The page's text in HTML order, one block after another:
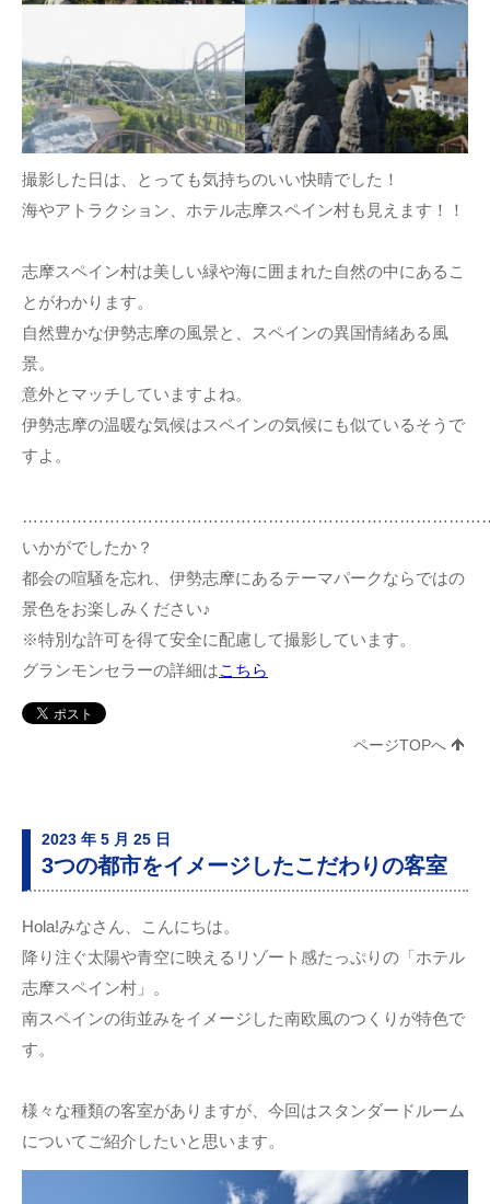
撮影した日は、とっても気持ちのいい快晴でした！
海やアトラクション、ホテル志摩スペイン村も見えます！！
志摩スペイン村は美しい緑や海に囲まれた自然の中にあるこ
とがわかります。
自然豊かな伊勢志摩の風景と、スペインの異国情緒ある風
景。
意外とマッチしていますよね。
伊勢志摩の温暖な気候はスペインの気候にも似ているそうで
すよ。
いかがでしたか？
都会の喧騒を忘れ、伊勢志摩にあるテーマパークならではの
景色をお楽しみください♪
※特別な許可を得て安全に配慮して撮影しています。
グランモンセラーの詳細はこちら
ページTOPへ
2023 年 5 月 25 日
3つの都市をイメージしたこだわりの客室
Hola!みなさん、こんにちは。
降り注ぐ太陽や青空に映えるリゾート感たっぷりの「ホテル
志摩スペイン村」。
南スペインの街並みをイメージした南欧風のつくりが特色で
す。
様々な種類の客室がありますが、今回はスタンダードルーム
についてご紹介したいと思います。